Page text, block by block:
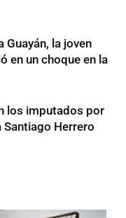
Guayán, la joven
en un choque en la
los imputados por
Herrero